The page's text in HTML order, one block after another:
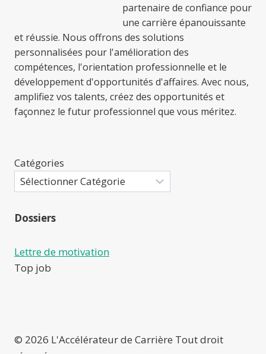
partenaire de confiance pour
une carrière épanouissante
et réussie. Nous offrons des solutions
personnalisées pour l'amélioration des
compétences, l'orientation professionnelle et le
développement d'opportunités d'affaires. Avec nous,
amplifiez vos talents, créez des opportunités et
façonnez le futur professionnel que vous méritez.
Catégories
Dossiers
Lettre de motivation
Top job
© 2026 L'Accélérateur de Carrière Tout droit